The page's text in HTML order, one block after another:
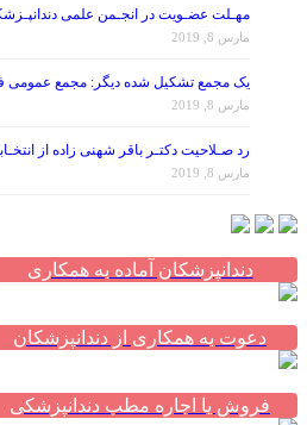
مهـلت عضـویت در انجـمن علمی دندانپـزشکی ایران را تا ۴۸ سـاعت قبل از
مارس 8, 2019
یک مجمع تشکیل شده دیگر: مجمع عمومی فوق العاده انجمن علمی
مارس 8, 2019
رد صـلاحیت دکتـر باقر شهنی زاده از
مارس 8, 2019
دندانپزشکان آماده به همکاری
دعوت به همکاری از دندانپزشکان
فروش یا اجاره مطب دندانپزشکی